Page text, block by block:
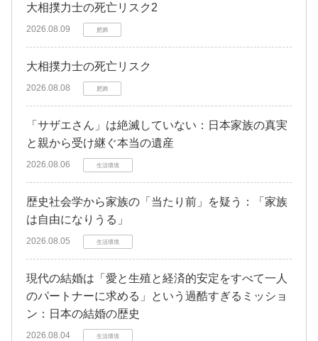
大相撲力士の死亡リスク2
2026.08.09 肥満
大相撲力士の死亡リスク
2026.08.08 肥満
「サザエさん」は絶滅していない：日本家族の真実
と親から受け継ぐ本当の遺産
2026.08.06 生活環境
歴史社会学から家族の「当たり前」を疑う：「家族
は自由になりうる」
2026.08.05 生活環境
現代の結婚は「愛と生殖と経済的安定をすべて一人
のパートナーに求める」という過酷すぎるミッショ
ン：日本の結婚の歴史
2026.08.04 生活環境